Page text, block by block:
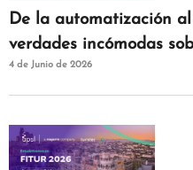
De la automatización
verdades incómodas
4 de Junio de 2026